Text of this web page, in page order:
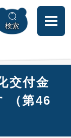
検索
交付金
（第46